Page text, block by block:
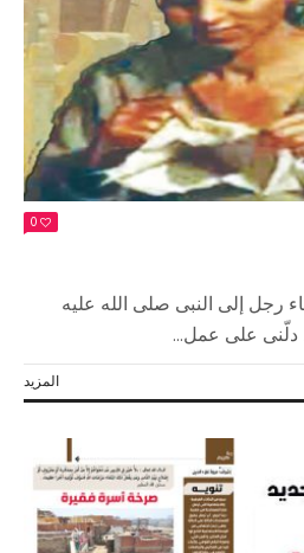
0
إلى النبى صلى الله عليه
على عمل...
المزيد